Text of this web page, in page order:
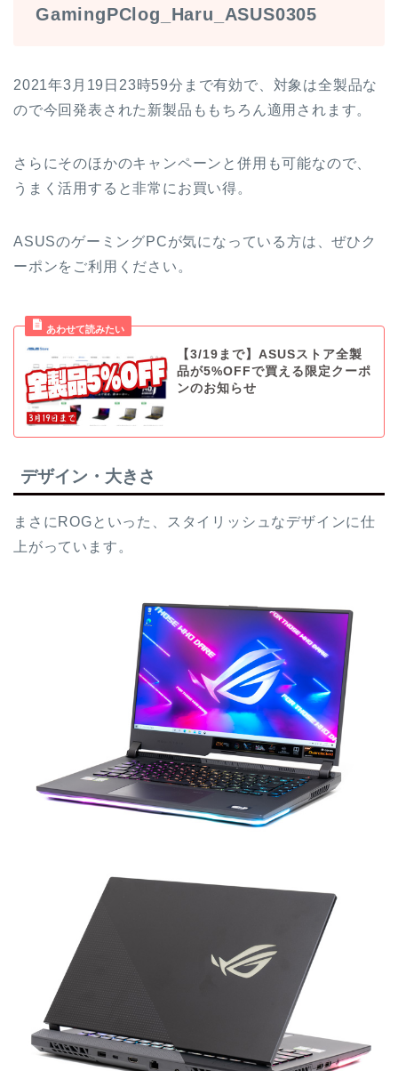
GamingPClog_Haru_ASUS0305
2021年3月19日23時59分まで有効で、対象は全製品な
ので今回発表された新製品ももちろん適用されます。
さらにそのほかのキャンペーンと併用も可能なので、
うまく活用すると非常にお買い得。
ASUSのゲーミングPCが気になっている方は、ぜひク
ーポンをご利用ください。
【3/19まで】ASUSストア全製
品が5%OFFで買える限定クーポ
ンのお知らせ
デザイン・大きさ
まさにROGといった、スタイリッシュなデザインに仕
上がっています。